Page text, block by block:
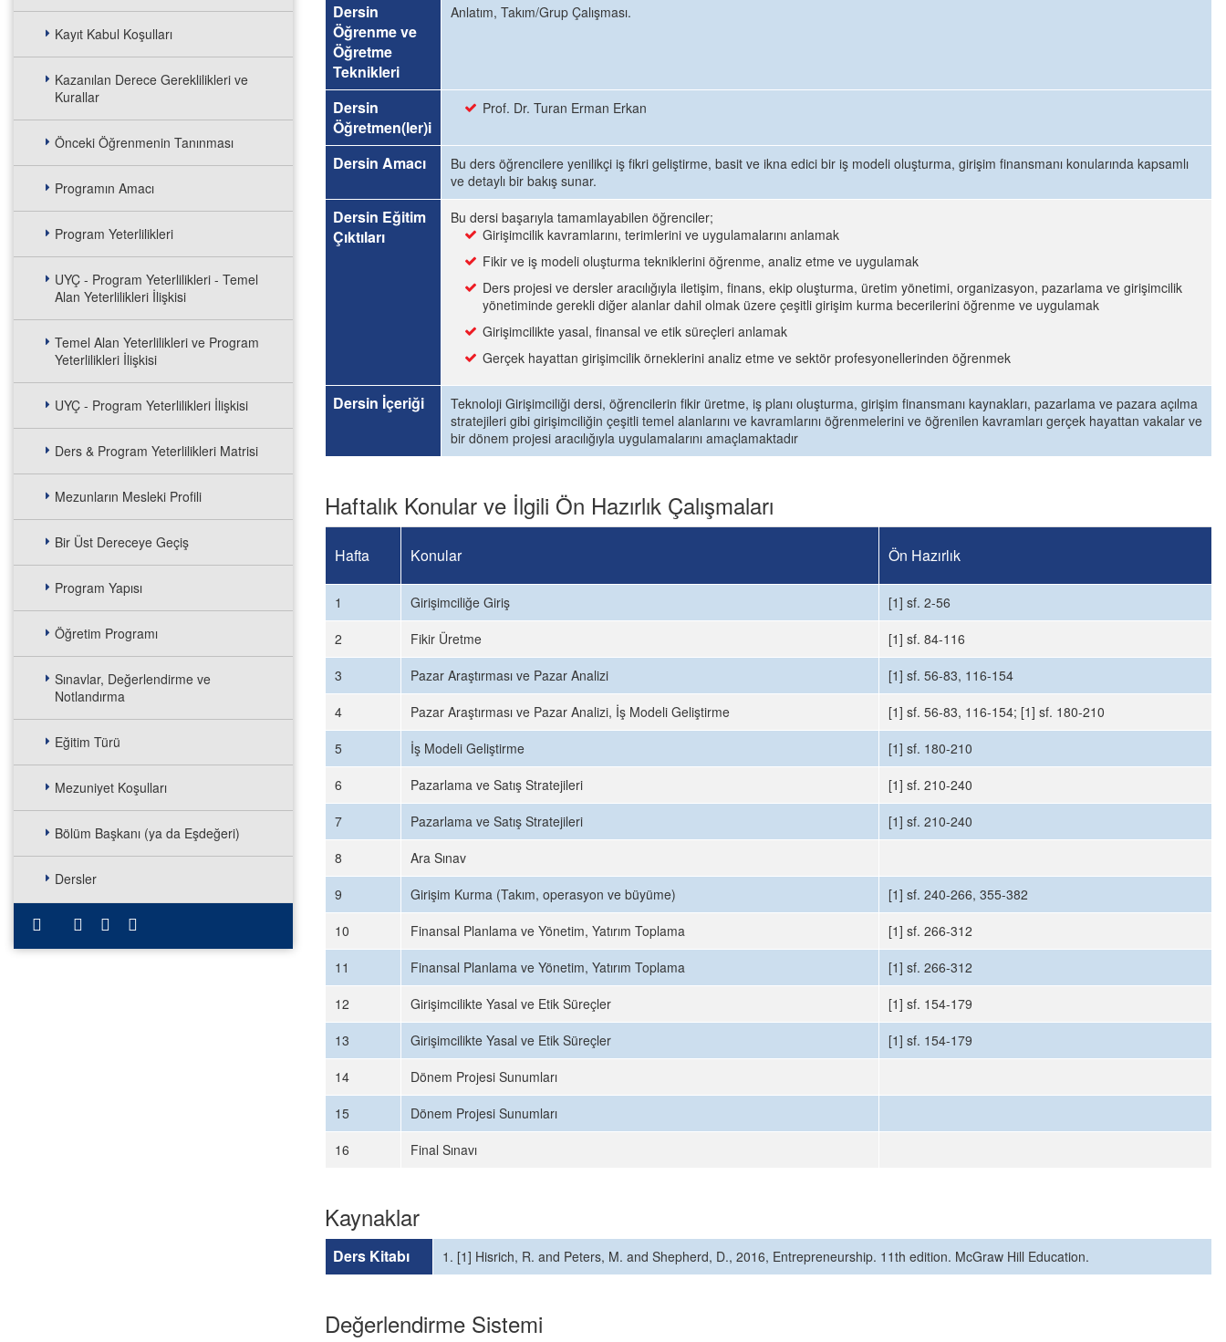
Kayıt Kabul Koşulları
Kazanılan Derece Gereklilikleri ve
Kurallar
Önceki Öğrenmenin Tanınması
Programın Amacı
Program Yeterlilikleri
UYÇ - Program Yeterlilikleri - Temel
Alan Yeterlilikleri İlişkisi
Temel Alan Yeterlilikleri ve Program
Yeterlilikleri İlişkisi
UYÇ - Program Yeterlilikleri İlişkisi
Ders & Program Yeterlilikleri Matrisi
Mezunların Mesleki Profili
Bir Üst Dereceye Geçiş
Program Yapısı
Öğretim Programı
Sınavlar, Değerlendirme ve
Notlandırma
Eğitim Türü
Mezuniyet Koşulları
Bölüm Başkanı (ya da Eşdeğeri)
Dersler
Dersin
Öğrenme ve
Öğretme
Teknikleri
Anlatım, Takım/Grup Çalışması.
Dersin
Öğretmen(ler)i
Prof. Dr. Turan Erman Erkan
Dersin Amacı
Bu ders öğrencilere yenilikçi iş fikri geliştirme, basit ve ikna edici bir iş modeli oluşturma, girişim finansmanı konularında kapsamlı
ve detaylı bir bakış sunar.
Dersin Eğitim
Çıktıları
Bu dersi başarıyla tamamlayabilen öğrenciler;
Girişimcilik kavramlarını, terimlerini ve uygulamalarını anlamak
Fikir ve iş modeli oluşturma tekniklerini öğrenme, analiz etme ve uygulamak
Ders projesi ve dersler aracılığıyla iletişim, finans, ekip oluşturma, üretim yönetimi, organizasyon, pazarlama ve girişimcilik
yönetiminde gerekli diğer alanlar dahil olmak üzere çeşitli girişim kurma becerilerini öğrenme ve uygulamak
Girişimcilikte yasal, finansal ve etik süreçleri anlamak
Gerçek hayattan girişimcilik örneklerini analiz etme ve sektör profesyonellerinden öğrenmek
Dersin İçeriği
Teknoloji Girişimciliği dersi, öğrencilerin fikir üretme, iş planı oluşturma, girişim finansmanı kaynakları, pazarlama ve pazara açılma
stratejileri gibi girişimciliğin çeşitli temel alanlarını ve kavramlarını öğrenmelerini ve öğrenilen kavramları gerçek hayattan vakalar ve
bir dönem projesi aracılığıyla uygulamalarını amaçlamaktadır
Haftalık Konular ve İlgili Ön Hazırlık Çalışmaları
Hafta Konular Ön Hazırlık
1 Girişimciliğe Giriş
[1] sf. 2-56
2
Fikir Üretme
[1] sf. 84-116
3
Pazar Araştırması ve Pazar Analizi
[1] sf. 56-83, 116-154
4
Pazar Araştırması ve Pazar Analizi, İş Modeli Geliştirme
[1] sf. 56-83, 116-154; [1] sf. 180-210
5
İş Modeli Geliştirme
[1] sf. 180-210
6
Pazarlama ve Satış Stratejileri
[1] sf. 210-240
7
Pazarlama ve Satış Stratejileri
[1] sf. 210-240
8
Ara Sınav
9
Girişim Kurma (Takım, operasyon ve büyüme)
[1] sf. 240-266, 355-382
10
Finansal Planlama ve Yönetim, Yatırım Toplama
[1] sf. 266-312
11
Finansal Planlama ve Yönetim, Yatırım Toplama
[1] sf. 266-312
12
Girişimcilikte Yasal ve Etik Süreçler
[1] sf. 154-179
13
Girişimcilikte Yasal ve Etik Süreçler
[1] sf. 154-179
14
Dönem Projesi Sunumları
15
Dönem Projesi Sunumları
16
Final Sınavı
Kaynaklar
Ders Kitabı 1. [1] Hisrich, R. and Peters, M. and Shepherd, D., 2016, Entrepreneurship. 11th edition. McGraw Hill Education.
Değerlendirme Sistemi